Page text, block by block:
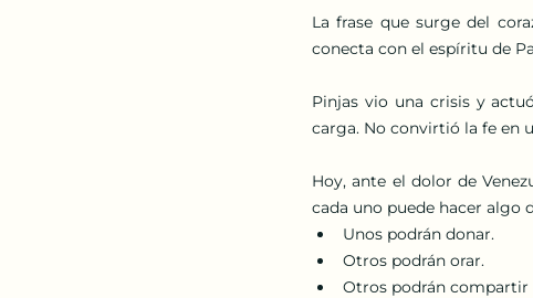
La frase que surge del
conecta con el espíritu de
Pinjas vio una crisis y
carga. No convirtió la fe en
Hoy, ante el dolor de
cada uno puede hacer algo
Unos podrán donar.
Otros podrán orar.
Otros podrán